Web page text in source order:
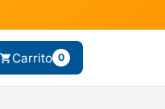
Carrito 0